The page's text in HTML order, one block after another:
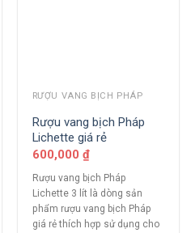
RƯỢU VANG BỊCH PHÁP
Rượu vang bịch Pháp
Lichette giá rẻ
600,000 ₫
Rượu vang bịch Pháp
Lichette 3 lít là dòng sản
phẩm rượu vang bịch Pháp
giá rẻ thích hợp sử dụng cho